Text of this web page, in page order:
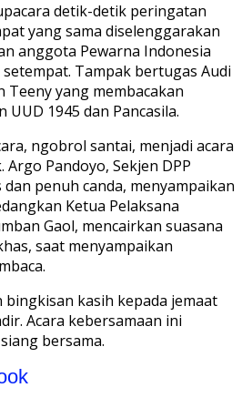
detik-detik peringatan
yang sama diselenggarakan
anggota Pewarna Indonesia
Tampak bertugas Audi
Teeny yang membacakan
UUD 1945 dan Pancasila.
ngobrol santai, menjadi acara
Pandoyo, Sekjen DPP
penuh canda, menyampaikan
Ketua Pelaksana
Gaol, mencairkan suasana
saat menyampaikan
kasih kepada jemaat
Acara kebersamaan ini
bersama.